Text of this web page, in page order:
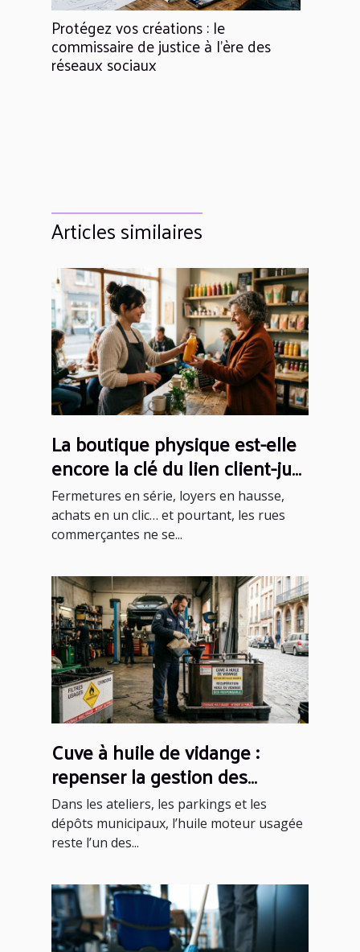
Protégez vos créations : le
commissaire de justice à l’ère des
réseaux sociaux
Articles similaires
La boutique physique est-elle
encore la clé du lien client-jus
aujourd'hui ?
Fermetures en série, loyers en hausse,
achats en un clic… et pourtant, les rues
commerçantes ne se...
Cuve à huile de vidange :
repenser la gestion des
déchets automobiles dans les
villes françaises
Dans les ateliers, les parkings et les
dépôts municipaux, l’huile moteur usagée
reste l’un des...